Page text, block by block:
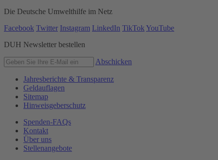
Die Deutsche Umwelthilfe im Netz
Facebook Twitter Instagram LinkedIn TikTok YouTube
DUH Newsletter bestellen
Abschicken
Jahresberichte & Transparenz
Geldauflagen
Sitemap
Hinweisgeberschutz
Spenden-FAQs
Kontakt
Über uns
Stellenangebote